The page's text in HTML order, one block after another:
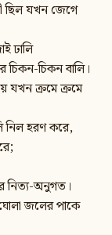
যখন জেগে
ঢালি
চিকন বালি।
যখন ক্রমে ক্রমে
হরণ করে,
নিত্য-অনুগত।
জলের পাকে